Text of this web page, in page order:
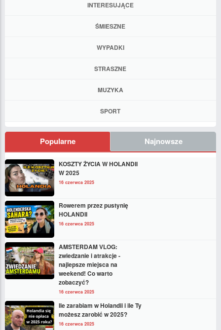
INTERESUJĄCE
ŚMIESZNE
WYPADKI
STRASZNE
MUZYKA
SPORT
Popularne Najnowsze
KOSZTY ŻYCIA W HOLANDII
W 2025
16 czerwca 2025
Rowerem przez pustynię
HOLANDII
16 czerwca 2025
AMSTERDAM VLOG:
zwiedzanie i atrakcje -
najlepsze miejsca na
weekend! Co warto
zobaczyć?
16 czerwca 2025
Ile zarabiam w Holandii i ile Ty
możesz zarobić w 2025?
16 czerwca 2025